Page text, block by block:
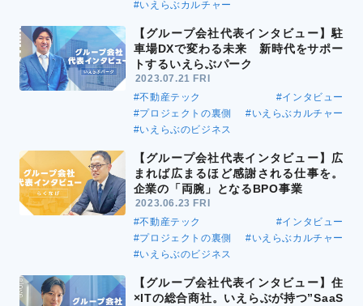
#いえらぶカルチャー
【グループ会社代表インタビュー】駐
車場DXで変わる未来 新時代をサポー
トするいえらぶパーク
2023.07.21 FRI
#不動産テック
#インタビュー
#プロジェクトの裏側
#いえらぶカルチャー
#いえらぶのビジネス
【グループ会社代表インタビュー】広
まれば広まるほど感謝される仕事を。
企業の「両腕」となるBPO事業
2023.06.23 FRI
#不動産テック
#インタビュー
#プロジェクトの裏側
#いえらぶカルチャー
#いえらぶのビジネス
【グループ会社代表インタビュー】住
×ITの総合商社。いえらぶが持つ”SaaS